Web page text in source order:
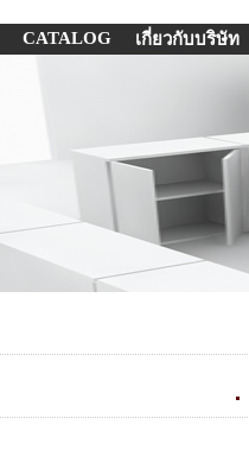
CATALOG เกี่ยวกับบริษัท